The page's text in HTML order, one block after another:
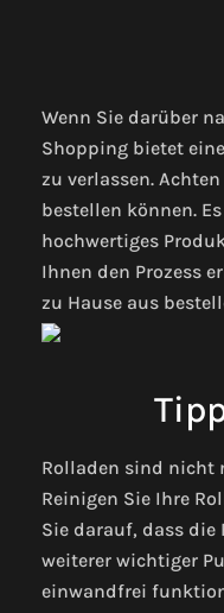
Wenn Sie darüber
Shopping bietet
zu verlassen.
bestellen können.
hochwertiges
Ihnen den Prozess
zu Hause aus
Rolladen sind nicht
Reinigen Sie Ihre
Sie darauf, dass
weiterer wichtiger
einwandfrei